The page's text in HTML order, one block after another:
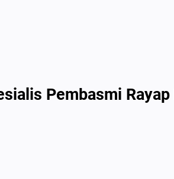
Pembasmi Rayap